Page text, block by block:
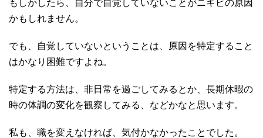
もしかしたら、自分で自覚していないことがニキビの原因
かもしれません。
でも、自覚していないということは、原因を特定すること
はかなり困難ですよね。
特定する方法は、非日常を過ごしてみるとか、長期休暇の
時の体調の変化を観察してみる、などかなと思います。
私も、職を変えなければ、気付かなかったことでした。